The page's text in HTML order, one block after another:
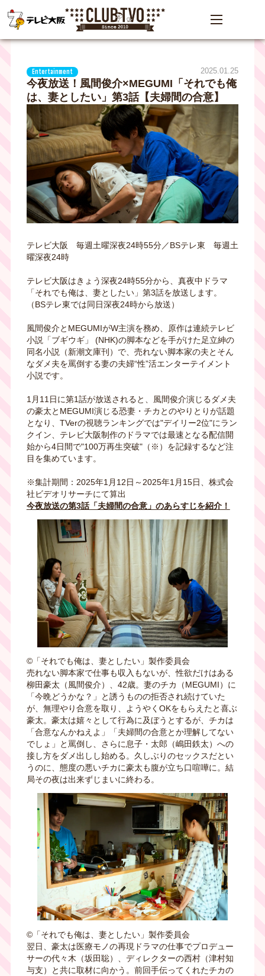
Entertainment 2025.01.25
今夜放送！風間俊介×MEGUMI「それでも俺
は、妻としたい」第3話【夫婦間の合意】
テレビ大阪 毎週土曜深夜24時55分／BSテレ東 毎週土
曜深夜24時
テレビ大阪はきょう深夜24時55分から、真夜中ドラマ
「それでも俺は、妻としたい」第3話を放送します。
（BSテレ東では同日深夜24時から放送）
風間俊介とMEGUMIがW主演を務め、原作は連続テレビ
小説「ブギウギ」 (NHK)の脚本などを手がけた足立紳の
同名小説（新潮文庫刊）で、売れない脚本家の夫とそん
なダメ夫を罵倒する妻の夫婦“性”活エンターテイメント
小説です。
1月11日に第1話が放送されると、風間俊介演じるダメ夫
の豪太とMEGUMI演じる恐妻・チカとのやりとりが話題
となり、TVerの視聴ランキングでは"デイリー2位"にラン
クイン、テレビ大阪制作のドラマでは最速となる配信開
始から4日間で"100万再生突破"（※）を記録するなど注
目を集めています。
※集計期間：2025年1月12日～2025年1月15日、株式会
社ビデオリサーチにて算出
今夜放送の第3話「夫婦間の合意」のあらすじを紹介！
©︎「それでも俺は、妻としたい」製作委員会
売れない脚本家で仕事も収入もないが、性欲だけはある
柳田豪太（風間俊介）、42歳。妻のチカ（MEGUMI）に
「今晩どうかな？」と誘うものの拒否され続けていた
が、無理やり合意を取り、ようやくOKをもらえたと喜ぶ
豪太。豪太は嬉々として行為に及ぼうとするが、チカは
「合意なんかねえよ」「夫婦間の合意とか理解してない
でしょ」と罵倒し、さらに息子・太郎（嶋田鉄太）への
接し方をダメ出しし始める。久しぶりのセックスだとい
うのに、態度の悪いチカに豪太も腹が立ち口喧嘩に。結
局その夜は出来ずじまいに終わる。
©︎「それでも俺は、妻としたい」製作委員会
翌日、豪太は医療モノの再現ドラマの仕事でプロデュー
サーの代々木（坂田聡）、ディレクターの西村（津村知
与支）と共に取材に向かう。前回手伝ってくれたチカの